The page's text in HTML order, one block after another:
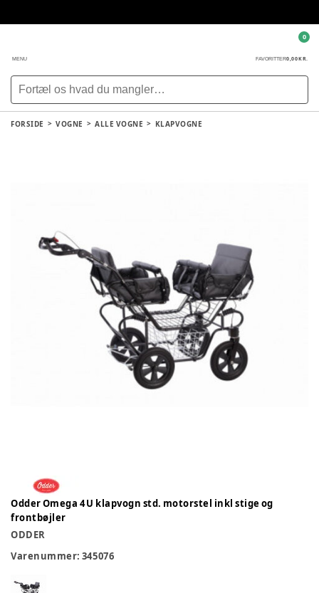
MENU FAVORITTER0,00 KR.
0
FORSIDE VOGNE ALLE VOGNE KLAPVOGNE
Odder Omega 4 U klapvogn std. motorstel inkl stige og
frontbøjler
ODDER
Varenummer: 345076